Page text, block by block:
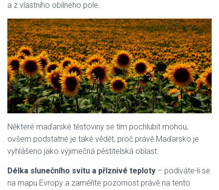
a z vlastního obilného pole.
Některé maďarské těstoviny se tím pochlubit mohou,
ovšem podstatné je také vědět, proč právě Maďarsko je
vyhlášeno jako výjimečná pěstitelská oblast.
Délka slunečního svitu a příznivé teploty – podíváte-li se
na mapu Evropy a zaměříte pozornost právě na tento